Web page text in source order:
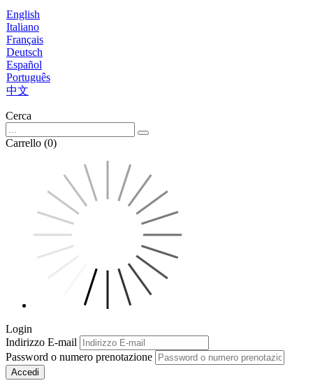
English
Italiano
Français
Deutsch
Español
Português
中文
Cerca
Carrello (0)
Login
Indirizzo E-mail
Password o numero prenotazione
Accedi